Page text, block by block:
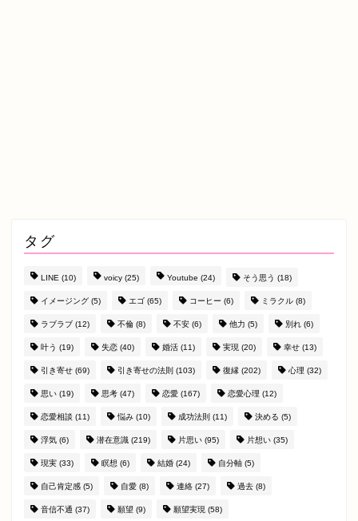
タグ
LINE (10) voicy (25) Youtube (24) そう思う (18)
イメージング (5) エゴ (65) コーヒー (6) ミラクル (8)
ラブラブ (12) 不倫 (8) 不安 (6) 他力 (5) 別れ (6)
叶う (19) 失恋 (40) 婚活 (11) 実現 (20) 幸せ (13)
引き寄せ (69) 引き寄せの法則 (103) 復縁 (202) 心理 (32)
思い (19) 思考 (47) 恋愛 (167) 恋愛心理 (12)
恋愛相談 (11) 悩み (10) 成功法則 (11) 決める (5)
浮気 (6) 潜在意識 (219) 片思い (95) 片想い (35)
現実 (33) 瞑想 (6) 結婚 (24) 自分軸 (5)
自己肯定感 (5) 自愛 (8) 連絡 (27) 過去 (8)
音信不通 (37) 願望 (9) 願望実現 (58)